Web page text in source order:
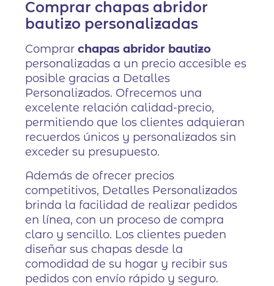
Comprar chapas abridor
bautizo personalizadas
Comprarchapas abridor bautizo
personalizadas a un precio accesible es
posible gracias a Detalles
Personalizados. Ofrecemos una
excelente relación calidad-precio,
permitiendo que los clientes adquieran
recuerdos únicos y personalizados sin
exceder su presupuesto.
Además de ofrecer precios
competitivos, Detalles Personalizados
brinda la facilidad de realizar pedidos
en línea, con un proceso de compra
claro y sencillo. Los clientes pueden
diseñar sus chapas desde la
comodidad de su hogar y recibir sus
pedidos con envío rápido y seguro.